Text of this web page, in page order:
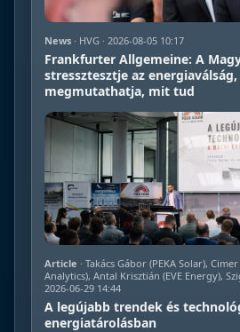
News · HVG · 2026-08-05 10:17
Frankfurter Allgemeine: A
stressztesztje az
megmutathatja, mit tud
Article · Takács Gábor (PEKA Solar),
Analytics), Antal Krisztián (EVE Energy),
2026-06-29 14:44
A legújabb trendek és
energiatárolásban